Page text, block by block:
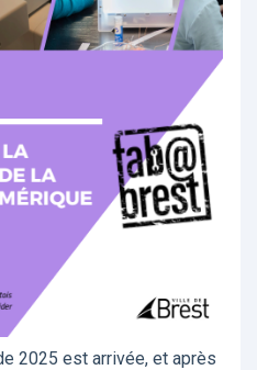
2025 est arrivée, et après